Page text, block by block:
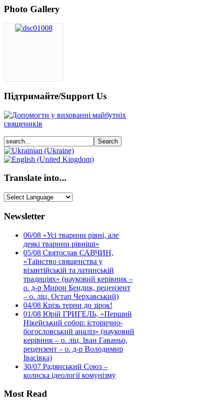
Photo Gallery
Підтримайте/Support Us
Translate into...
Newsletter
06/08 «Усі тварини рівні, але
деякі тварини рівніші»
05/08 Святослав САВЧИН,
«Таїнство священства у
візантійській та латинській
традиціях» (науковий керівник –
о. д-р Мирон Бендик, рецензент
– о. ліц. Остап Черхавський)
04/08 Крізь терни до зірок!
01/08 Юрій ГРИГЕЛЬ, «Перший
Нікейський собор: історично-
богословський аналіз» (науковий
керівник – о. ліц. Іван Гаваньо,
рецензент – о. д-р Володимир
Івасівка)
30/07 Радянський Союз –
колиска ідеології комунізму
Most Read